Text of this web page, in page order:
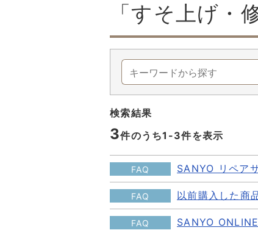
「すそ上げ・
検索結果
3件のうち1-3件を表示
FAQ
SANYO リペア
FAQ
以前購入した商
FAQ
SANYO